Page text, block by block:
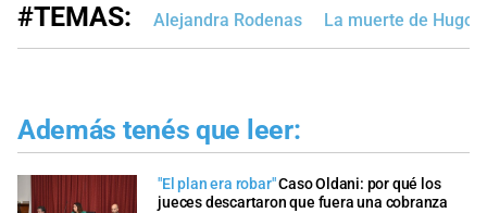
#TEMAS: Alejandra Rodenas La muerte de Hugo
Además tenés que leer:
"El plan era robar"Caso Oldani: por qué los
jueces descartaron que fuera una cobranza